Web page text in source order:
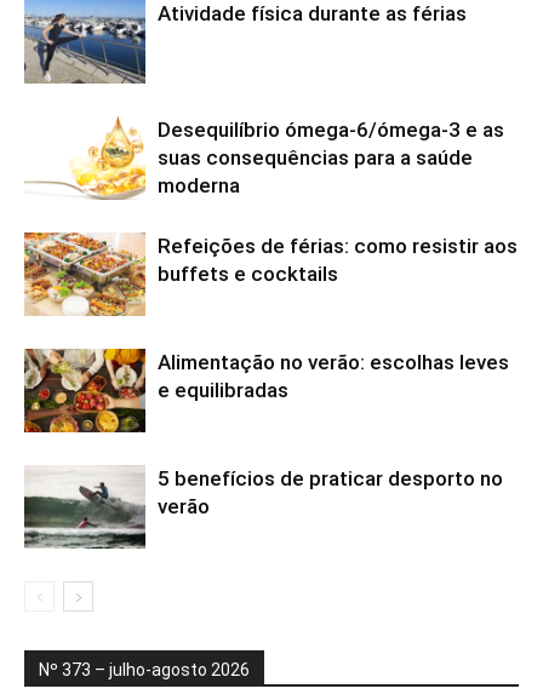
Atividade física durante as férias
Desequilíbrio ómega-6/ómega-3 e as
suas consequências para a saúde
moderna
Refeições de férias: como resistir aos
buffets e cocktails
Alimentação no verão: escolhas leves
e equilibradas
5 benefícios de praticar desporto no
verão
Nº 373 – julho-agosto 2026